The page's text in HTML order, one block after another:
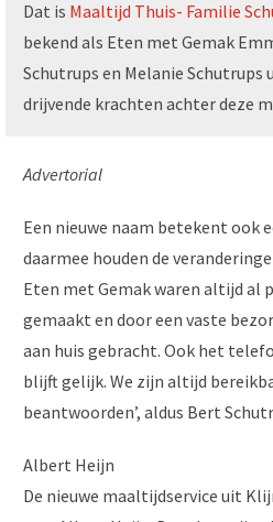
Dat is Maaltijd Thuis- Familie
bekend als Eten met Gemak
Schutrups en Melanie Schutrups
drijvende krachten achter deze
Advertorial
Een nieuwe naam betekent ook
daarmee houden de
Eten met Gemak waren altijd al
gemaakt en door een vaste
aan huis gebracht. Ook het
blijft gelijk. We zijn altijd
beantwoorden’, aldus Bert
Albert Heijn
De nieuwe maaltijdservice uit